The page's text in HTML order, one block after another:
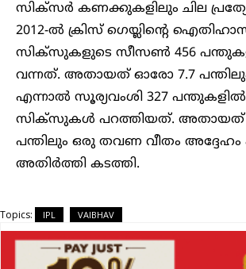
സിക്‌സര്‍ കണക്കുകളിലും ചില
2012-ല്‍ ക്രിസ് ഗെയ്ലിന്റെ
സിക്‌സുകളുടെ സീസണ്‍ 456
വന്നത്. അതായത് ഓരോ 7.7
എന്നാല്‍ സൂര്യവംശി 327 പന്തുകളില്‍
സിക്‌സുകള്‍ പറത്തിയത്. അതായത്
പന്തിലും ഒരു തവണ വീതം അദ്ദേഹം
അതിര്‍ത്തി കടത്തി.
Topics: IPL VAIBHAV